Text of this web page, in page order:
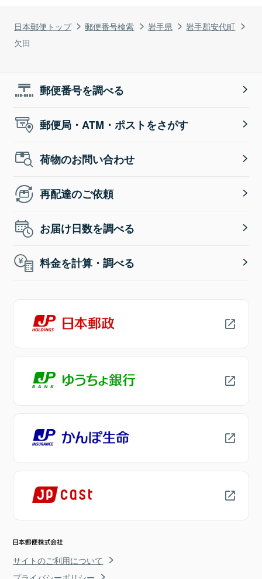
日本郵便トップ 郵便番号検索 岩手県
岩手郡安代町
欠田
郵便番号を調べる
郵便局・ATM・ポストをさがす
荷物のお問い合わせ
再配達のご依頼
お届け日数を調べる
料金を計算・調べる
サイトのご利用について